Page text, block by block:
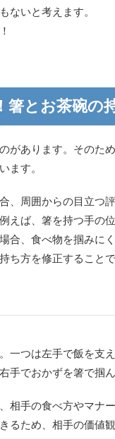
ないと考えます。
箸とお茶碗の
があります。そのた
ます。
、周囲からの目立つ
えば、箸を持つ手の
合、食べ物を掴みに
ち方を修正すること
一つは左手で飯を支
でおかずを箸で掴ん
相手の食べ方やマナ
ため、相手の価値